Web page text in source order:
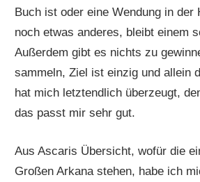
Buch ist oder eine Wendung in der
noch etwas anderes, bleibt einem
Außerdem gibt es nichts zu
sammeln, Ziel ist einzig und allein
hat mich letztendlich überzeugt,
das passt mir sehr gut.
Aus Ascaris Übersicht, wofür die
Großen Arkana stehen, habe ich